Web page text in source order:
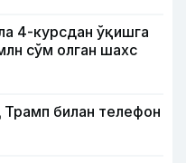
4-курсдан ўқишга
сўм олган шахс
билан телефон